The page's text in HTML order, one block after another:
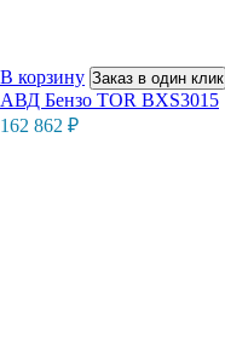
В корзину Заказ в один клик
АВД Бензо TOR BXS3015
162 862 ₽